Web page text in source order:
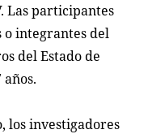
Las participantes
o integrantes del
del Estado de
los investigadores